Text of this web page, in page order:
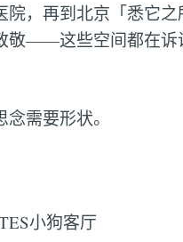
院，再到北京「悉它之
敬——这些空间都在诉
需要形状。
小狗客厅